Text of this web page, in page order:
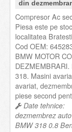
din
Compresor Ac
Piesa este pe
localitatea
Cod OEM:
BMW MOTOR
318. Masini
avariat,
piese second
Date tehnice:
dezmembrez
BMW 318 0.8